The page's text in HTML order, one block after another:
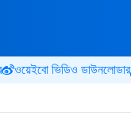
ওয়েইবো ভিডিও ডাউনলোডার